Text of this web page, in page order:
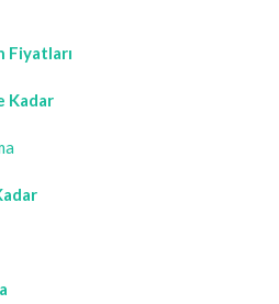
Fiyatları
Kadar